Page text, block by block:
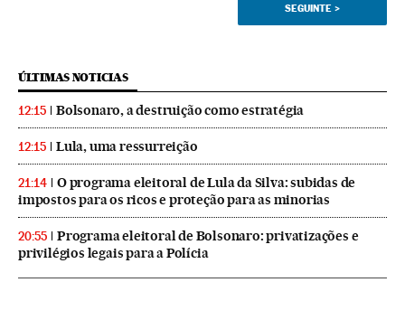
SEGUINTE >
ÚLTIMAS NOTICIAS
12:15 Bolsonaro, a destruição como estratégia
12:15 Lula, uma ressurreição
21:14
O programa eleitoral de Lula da Silva: subidas de
impostos para os ricos e proteção para as minorias
20:55
Programa eleitoral de Bolsonaro: privatizações e
privilégios legais para a Polícia